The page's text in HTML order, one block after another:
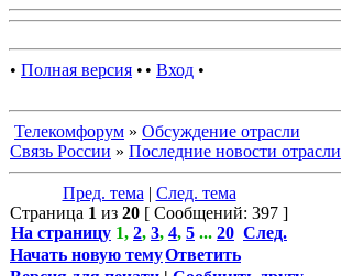
• Полная версия • • Вход •
Телекомфорум » Обсуждение отрасли
Связь России » Последние новости отрасли
Пред. тема | След. тема
Страница 1 из 20 [ Сообщений: 397 ]
На страницу 1, 2, 3, 4, 5 ... 20 След.
Начать новую темуОтветить